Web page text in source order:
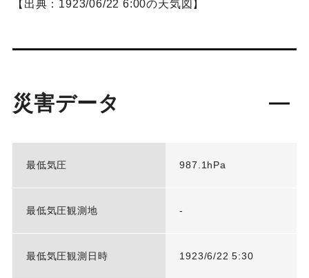
【出典：1923/06/22 6:00の天気図】
災害データ
最低気圧 987.1hPa
最低気圧観測地 -
最低気圧観測日時 1923/6/22 5:30